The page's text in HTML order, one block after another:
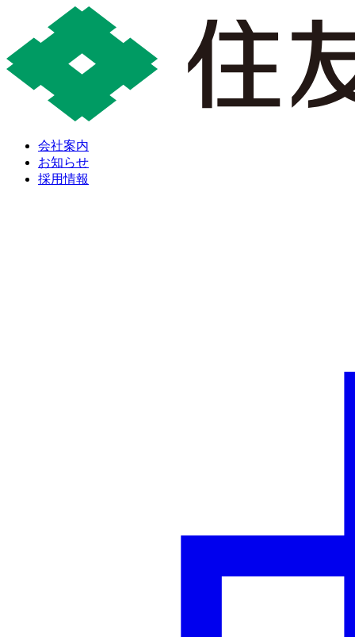
会社案内
お知らせ
採用情報